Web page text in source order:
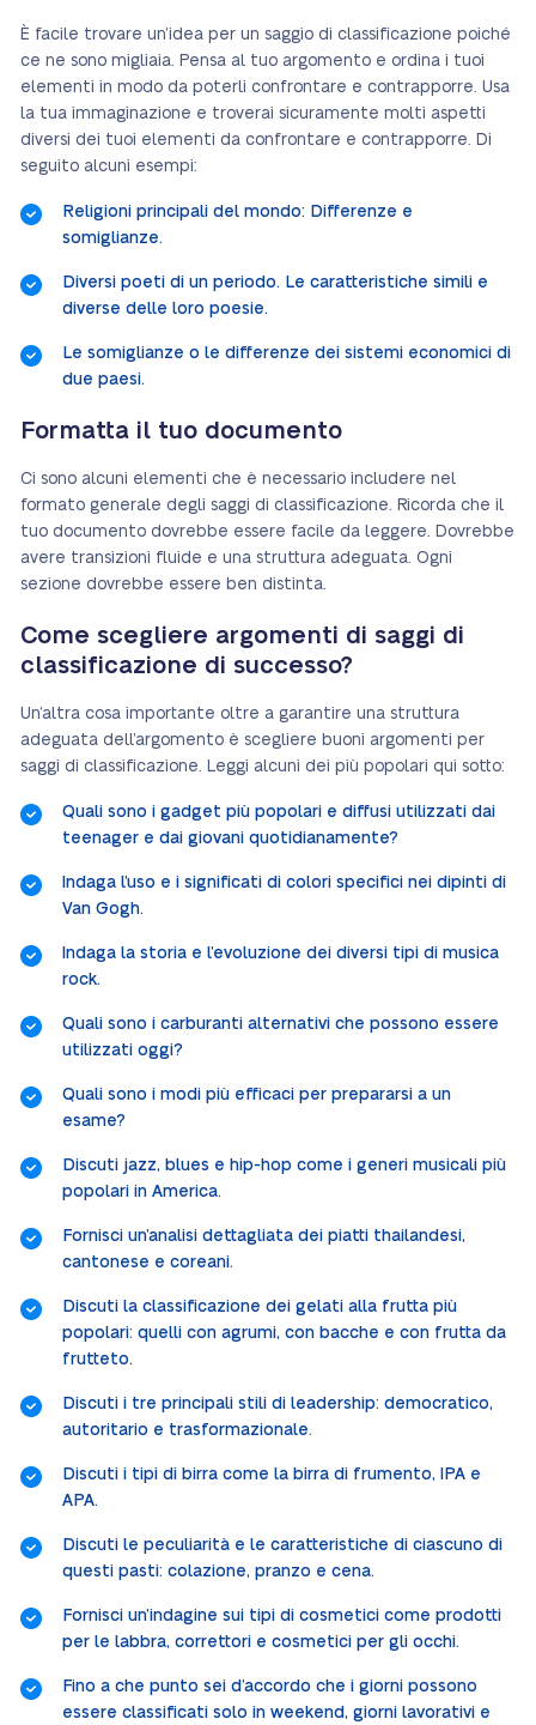
È facile trovare un’idea per un saggio di classificazione poiché
ce ne sono migliaia. Pensa al tuo argomento e ordina i tuoi
elementi in modo da poterli confrontare e contrapporre. Usa
la tua immaginazione e troverai sicuramente molti aspetti
diversi dei tuoi elementi da confrontare e contrapporre. Di
seguito alcuni esempi:
Religioni principali del mondo: Differenze e
somiglianze.
Diversi poeti di un periodo. Le caratteristiche simili e
diverse delle loro poesie.
Le somiglianze o le differenze dei sistemi economici di
due paesi.
Formatta il tuo documento
Ci sono alcuni elementi che è necessario includere nel
formato generale degli saggi di classificazione. Ricorda che il
tuo documento dovrebbe essere facile da leggere. Dovrebbe
avere transizioni fluide e una struttura adeguata. Ogni
sezione dovrebbe essere ben distinta.
Come scegliere argomenti di saggi di
classificazione di successo?
Un’altra cosa importante oltre a garantire una struttura
adeguata dell’argomento è scegliere buoni argomenti per
saggi di classificazione. Leggi alcuni dei più popolari qui sotto:
Quali sono i gadget più popolari e diffusi utilizzati dai
teenager e dai giovani quotidianamente?
Indaga l’uso e i significati di colori specifici nei dipinti di
Van Gogh.
Indaga la storia e l’evoluzione dei diversi tipi di musica
rock.
Quali sono i carburanti alternativi che possono essere
utilizzati oggi?
Quali sono i modi più efficaci per prepararsi a un
esame?
Discuti jazz, blues e hip-hop come i generi musicali più
popolari in America.
Fornisci un’analisi dettagliata dei piatti thailandesi,
cantonese e coreani.
Discuti la classificazione dei gelati alla frutta più
popolari: quelli con agrumi, con bacche e con frutta da
frutteto.
Discuti i tre principali stili di leadership: democratico,
autoritario e trasformazionale.
Discuti i tipi di birra come la birra di frumento, IPA e
APA.
Discuti le peculiarità e le caratteristiche di ciascuno di
questi pasti: colazione, pranzo e cena.
Fornisci un’indagine sui tipi di cosmetici come prodotti
per le labbra, correttori e cosmetici per gli occhi.
Fino a che punto sei d’accordo che i giorni possono
essere classificati solo in weekend, giorni lavorativi e